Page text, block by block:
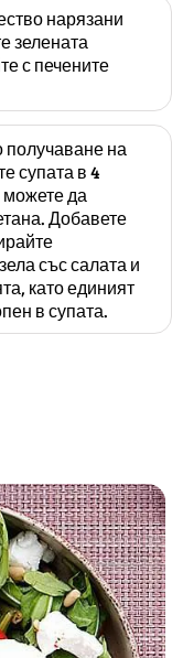
нарязани
зелената
с печените
получаване на
супата в 4
можете да
Добавете
със салата и
като единият
в супата.